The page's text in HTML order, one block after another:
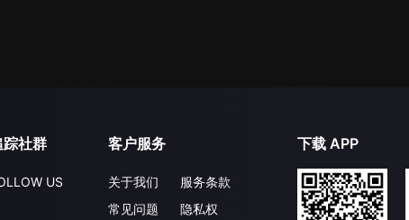
踪社群
US
客户服务
关于我们
常见问题
服务条款
隐私权
下载 APP